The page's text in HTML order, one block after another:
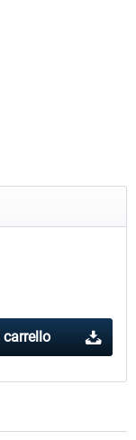
Airport Berlin